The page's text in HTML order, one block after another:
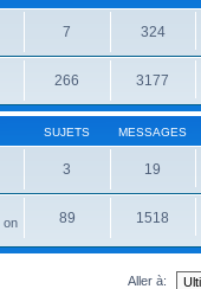
7 324
266 3177
SUJETS MESSAGES
3 19
on
89 1518
Aller à: